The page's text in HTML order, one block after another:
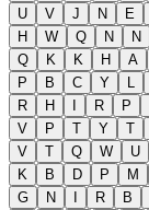
U
V J N E
H
W Q N N
Q
K K H A
P
B C Y L
R
H I R P
V
P T Y T
V
T Q W U
K
B D P M
G
N I R B